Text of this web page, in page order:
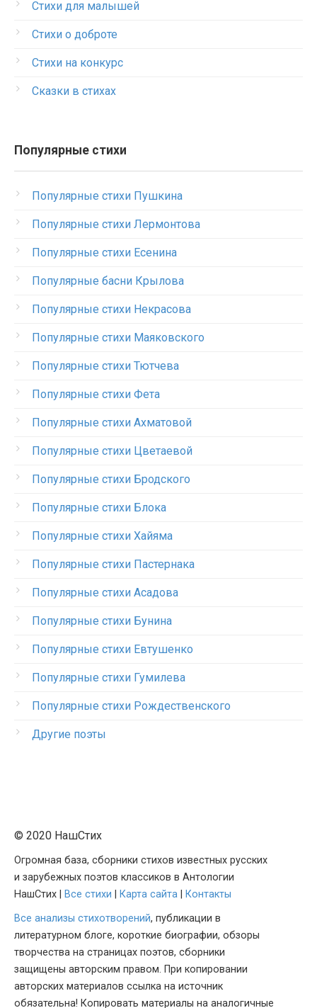
Стихи для малышей
Стихи о доброте
Стихи на конкурс
Сказки в стихах
Популярные стихи
Популярные стихи Пушкина
Популярные стихи Лермонтова
Популярные стихи Есенина
Популярные басни Крылова
Популярные стихи Некрасова
Популярные стихи Маяковского
Популярные стихи Тютчева
Популярные стихи Фета
Популярные стихи Ахматовой
Популярные стихи Цветаевой
Популярные стихи Бродского
Популярные стихи Блока
Популярные стихи Хайяма
Популярные стихи Пастернака
Популярные стихи Асадова
Популярные стихи Бунина
Популярные стихи Евтушенко
Популярные стихи Гумилева
Популярные стихи Рождественского
Другие поэты
© 2020 НашСтих
Огромная база, сборники стихов известных русских
и зарубежных поэтов классиков в Антологии
НашСтих |
Все стихи Карта сайта
Контакты
Все анализы стихотворений, публикации в
литературном блоге, короткие биографии, обзоры
творчества на страницах поэтов, сборники
защищены авторским правом. При копировании
авторских материалов ссылка на источник
обязательна! Копировать материалы на аналогичные